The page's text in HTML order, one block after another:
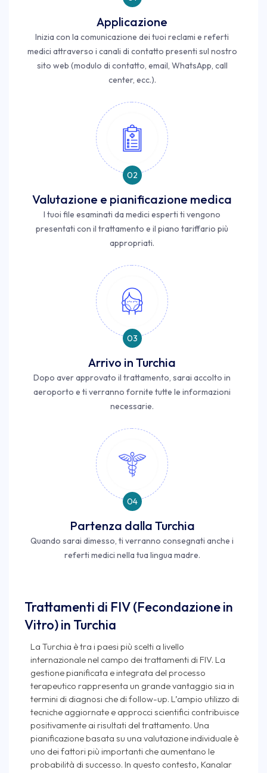
Applicazione
Inizia con la comunicazione dei tuoi reclami e referti
medici attraverso i canali di contatto presenti sul nostro
sito web (modulo di contatto, email, WhatsApp, call
center, ecc.).
02
Valutazione e pianificazione medica
I tuoi file esaminati da medici esperti ti vengono
presentati con il trattamento e il piano tariffario più
appropriati.
03
Arrivo in Turchia
Dopo aver approvato il trattamento, sarai accolto in
aeroporto e ti verranno fornite tutte le informazioni
necessarie.
04
Partenza dalla Turchia
Quando sarai dimesso, ti verranno consegnati anche i
referti medici nella tua lingua madre.
Trattamenti di FIV (Fecondazione in
Vitro) in Turchia
La Turchia è tra i paesi più scelti a livello
internazionale nel campo dei trattamenti di FIV. La
gestione pianificata e integrata del processo
terapeutico rappresenta un grande vantaggio sia in
termini di diagnosi che di follow-up. L’ampio utilizzo di
tecniche aggiornate e approcci scientifici contribuisce
positivamente ai risultati del trattamento. Una
pianificazione basata su una valutazione individuale è
uno dei fattori più importanti che aumentano le
probabilità di successo. In questo contesto, Kanalar